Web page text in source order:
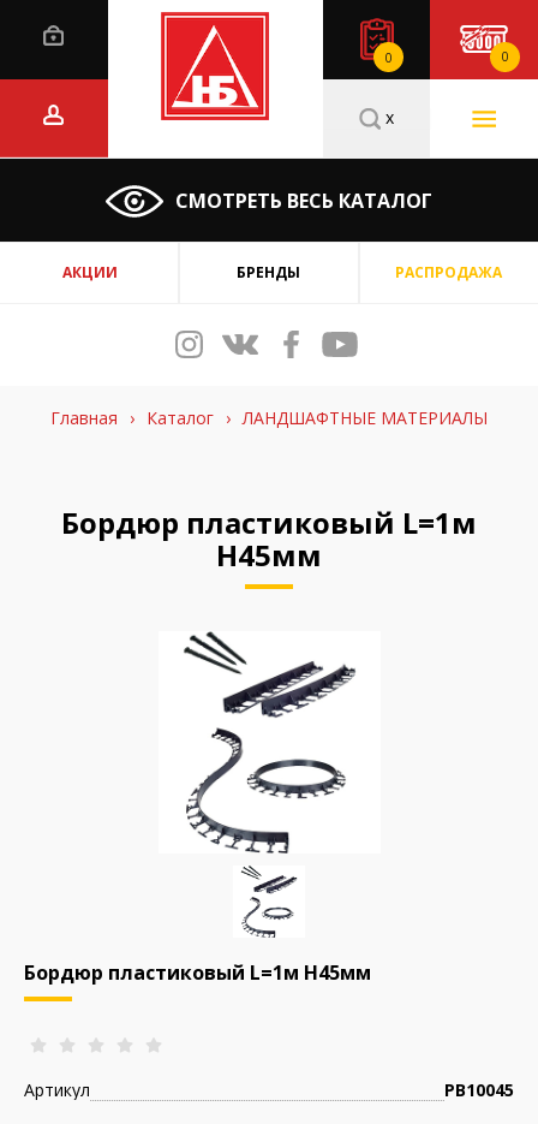
0 0
СМОТРЕТЬ ВЕСЬ КАТАЛОГ
x
АКЦИИ БРЕНДЫ РАСПРОДАЖА
Главная › Каталог › ЛАНДШАФТНЫЕ МАТЕРИАЛЫ
Бордюр пластиковый L=1м
Н45мм
Бордюр пластиковый L=1м Н45мм
Артикул РВ10045